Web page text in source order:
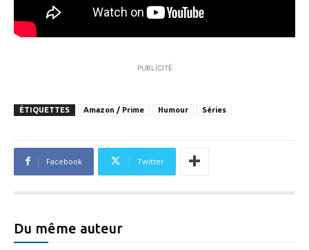
PUBLICITÉ
ÉTIQUETTES Amazon / Prime Humour Séries
Facebook Twitter
Du même auteur